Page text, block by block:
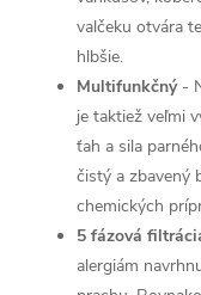
valčeku otvára
hlbšie.
Multifunkčný-
je taktiež veľmi
ťah a sila
čistý a zbavený
chemických
5 fázová
alergiám